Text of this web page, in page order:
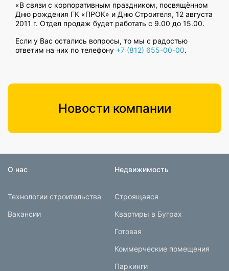
«В связи с корпоративным праздником, посвящённом
Дню рождения ГК «ПРОК» и Дню Строителя, 12 августа
2011 г. Отдел продаж будет работать с 9.00 до 15.00.
Если у Вас остались вопросы, то мы с радостью
ответим на них по телефону +7 (812) 655-00-00.
Новости компании
О нас
Технологии строительства
Вакансии
Недвижимость
Строящаяся
Квартиры в Буграх
Готовая
Коммерческие помещения
Паркинги